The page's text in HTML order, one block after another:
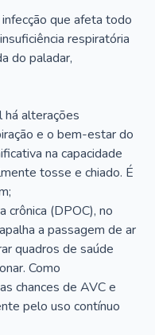
que afeta todo
respiratória
do paladar,
há alterações
e o bem-estar do
na capacidade
tosse e chiado. É
crônica (DPOC), no
a passagem de ar
quadros de saúde
Como
chances de AVC e
pelo uso contínuo